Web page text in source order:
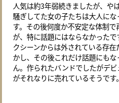
人気は約3年弱続きましたが、や
騒ぎしてた女の子たちは大人に
す。その後何度か不安定な体制
が、特に話題にはならなかった
クシーンからは外されている存
かし、その後これだけ話題にも
ん。作られたバンドでしたがデ
がそれなりに売れているそうです